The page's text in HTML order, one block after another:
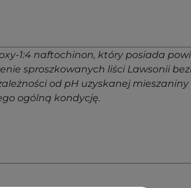
1:4 naftochinon, który posiada
sproszkowanych liści Lawsonii
od pH uzyskanej mieszaniny
ogólną kondycję.